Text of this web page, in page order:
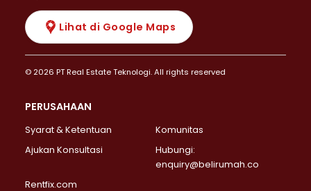
Lihat di Google Maps
© 2026 PT Real Estate Teknologi. All rights reserved
PERUSAHAAN
Syarat & Ketentuan
Komunitas
Ajukan Konsultasi
Hubungi:
enquiry@belirumah.co
Rentfix.com